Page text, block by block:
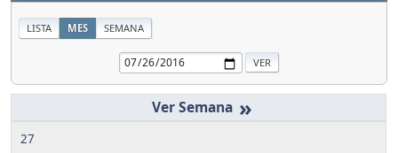
LISTA MES SEMANA
»
27